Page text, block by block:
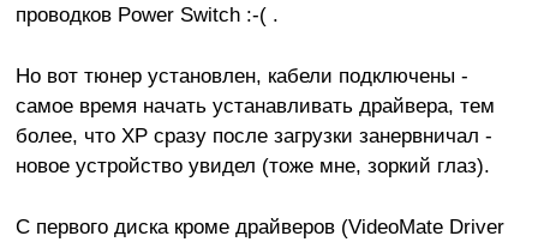
проводков Power Switch :-( .
Но вот тюнер установлен, кабели подключены -
самое время начать устанавливать драйвера, тем
более, что XP сразу после загрузки занервничал -
новое устройство увидел (тоже мне, зоркий глаз).
С первого диска кроме драйверов (VideoMate Driver